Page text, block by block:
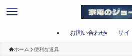
お問い合わせ サイ
ホーム 便利な道具